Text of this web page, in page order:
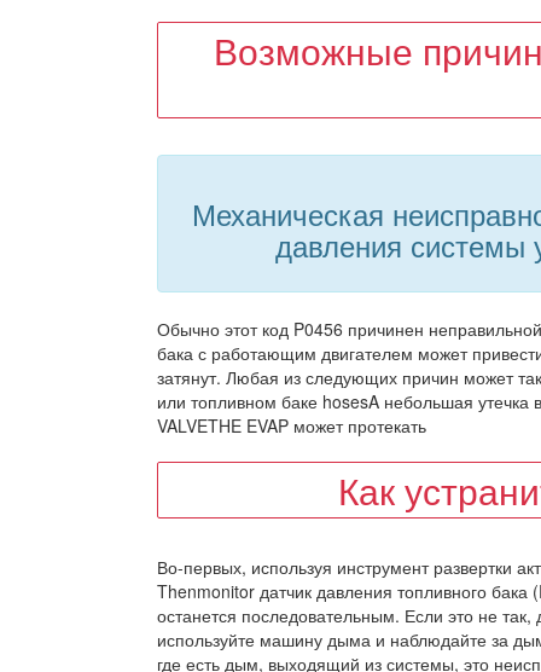
Возможные
Механическая
давления системы
Обычно этот код P0456 причинен
бака с работающим двигателем может
затянут. Любая из следующих причин может
или топливном баке hosesA небольшая
VALVETHE EVAP может протекать
Как
Во-первых, используя инструмент развертки
Thenmonitor датчик давления топливного
останется последовательным. Если это не
используйте машину дыма и наблюдайте за
где есть дым, выходящий из системы, это